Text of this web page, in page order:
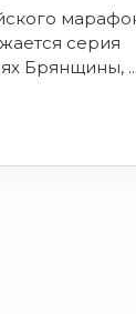
серия
Брянщины, ...